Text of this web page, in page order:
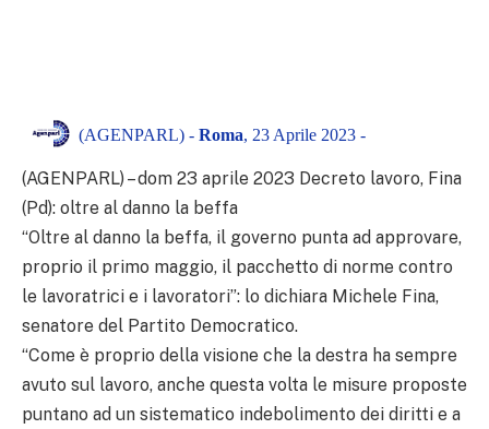
(AGENPARL) - Roma, 23 Aprile 2023 -
(AGENPARL) – dom 23 aprile 2023 Decreto lavoro, Fina
(Pd): oltre al danno la beffa
“Oltre al danno la beffa, il governo punta ad approvare,
proprio il primo maggio, il pacchetto di norme contro
le lavoratrici e i lavoratori”: lo dichiara Michele Fina,
senatore del Partito Democratico.
“Come è proprio della visione che la destra ha sempre
avuto sul lavoro, anche questa volta le misure proposte
puntano ad un sistematico indebolimento dei diritti e a